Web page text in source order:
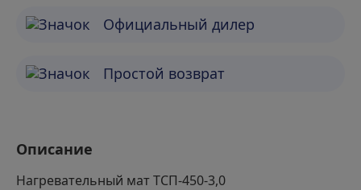
Официальный дилер
Простой возврат
Описание
Нагревательный мат ТСП-450-3,0